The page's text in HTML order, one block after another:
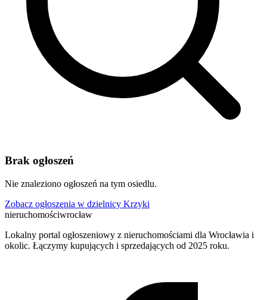
Brak ogłoszeń
Nie znaleziono ogłoszeń na tym osiedlu.
Zobacz ogłoszenia w dzielnicy Krzyki
nieruchomościwrocław
Lokalny portal ogłoszeniowy z nieruchomościami dla Wrocławia i
okolic. Łączymy kupujących i sprzedających od 2025 roku.